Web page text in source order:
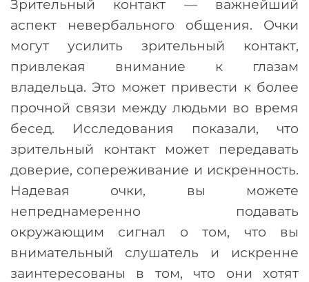
Зрительный контакт —важнейший
аспект невербального общения. Очки
могут усилить зрительный контакт,
привлекая внимание к глазам
владельца. Это может привести к более
прочной связи между людьми во время
бесед. Исследования показали, что
зрительный контакт может передавать
доверие, сопереживание и искренность.
Надевая очки, вы можете
непреднамеренно подавать
окружающим сигнал о том, что вы
внимательный слушатель и искренне
заинтересованы в том, что они хотят